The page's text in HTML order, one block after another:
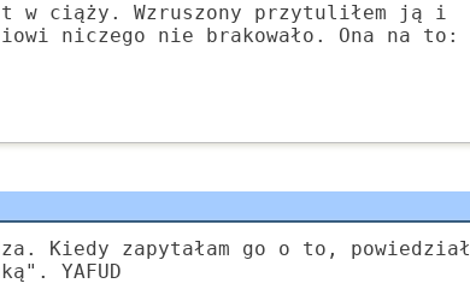
w ciąży. Wzruszony przytuliłem ją i
niczego nie brakowało. Ona na to:
Kiedy zapytałam go o to, powiedział
YAFUD